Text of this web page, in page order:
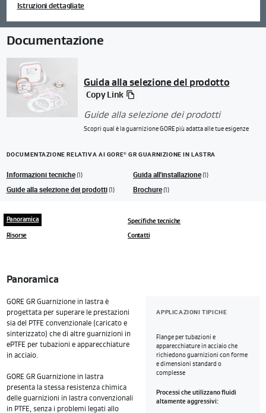
Istruzioni dettagliate
Documentazione
Guida alla selezione del prodotto
Copy Link
Guide alla selezione dei prodotti
Scopri qual è la guarnizione GORE più adatta alle tue esigenze
DOCUMENTAZIONE RELATIVA AI GORE® GR GUARNIZIONE IN LASTRA
Informazioni tecniche(1) Guida all'installazione(1)
Guide alla selezione dei prodotti (1) Brochure(1)
Panoramica Specifiche tecniche
Risorse Contatti
Panoramica
APPLICAZIONI TIPICHE
Flange per tubazioni e
apparecchiature in acciaio che
richiedono guarnizioni con forme
e dimensioni standard o
complesse
Processi che utilizzano fluidi
altamente aggressivi:
GORE GR Guarnizione in lastra è
progettata per superare le prestazioni
sia del PTFE convenzionale (caricato e
sinterizzato) che di altre guarnizioni in
ePTFE per tubazioni e apparecchiature
in acciaio.
GORE GR Guarnizione in lastra
presenta la stessa resistenza chimica
delle guarnizioni in lastra convenzionali
in PTFE, senza i problemi legati allo